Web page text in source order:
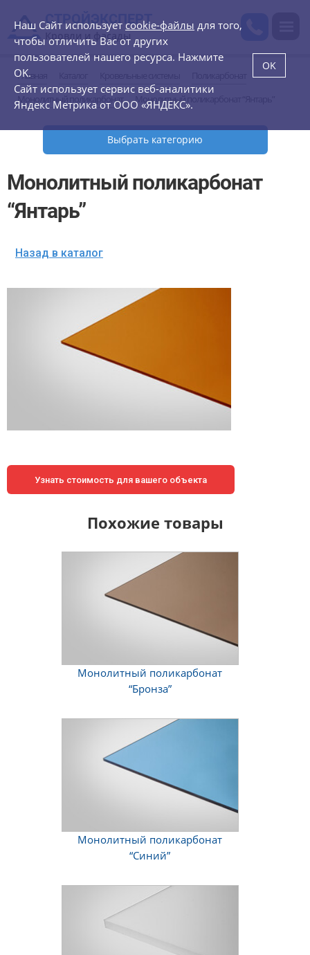
СТРОЙЭКСПЕРТ
Кровли и фасады
Главная
Монолитный поликарбонат
Монолитный поликарбонат “Янтарь”
Выбрать категорию
Монолитный поликарбонат
“Янтарь”
Назад в каталог
Узнать стоимость для вашего объекта
Похожие товары
Монолитный поликарбонат
“Бронза”
Монолитный поликарбонат
“Синий”
Наш Сайт использует cookie-файлы для того,
чтобы отличить Вас от других
пользователей нашего ресурса. Нажмите
OK.
Сайт использует сервис веб-аналитики
Яндекс Метрика от ООО «ЯНДЕКС».
OK